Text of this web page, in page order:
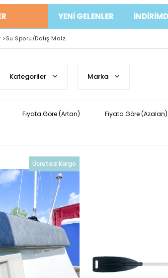
YENİ GELENLER
>Su Sporu/Dalış Malz.
Kategoriler Marka
Fiyata Göre (Artan) Fiyata Göre (Azalan)
Ücretsiz Kargo